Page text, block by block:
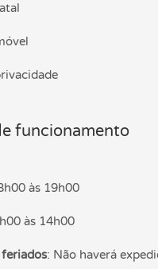
funcionamento
às 19h00
às 14h00
: Não haverá